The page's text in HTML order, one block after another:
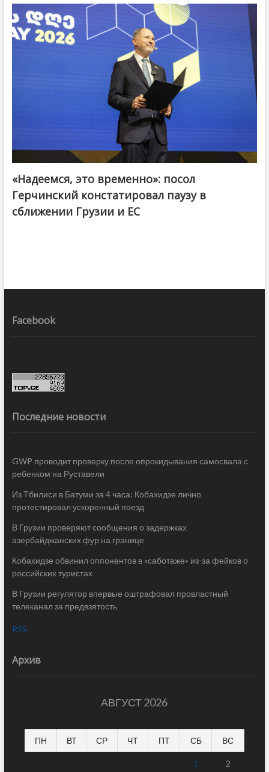
«Надеемся, это временно»: посол
Герчинский констатировал паузу в
сближении Грузии и ЕС
Facebook
Последние новости
GWP проводит проверку после опрокидывания самосвала с
ребенком на Руставели
Из Тбилиси в Батуми за 4 часа: Кобахидзе лично
протестировал ускоренный поезд
В Грузии проверяют сообщения о задержках
азербайджанских фур на границе
Кобахидзе обвинил оппонентов в «саботаже» из-за фейков о
российских туристах
В Грузии регулятор впервые оштрафовал провластный
телеканал за предвзятость
RSS
Архив
АВГУСТ 2026
ПН ВТ СР ЧТ ПТ СБ ВС
1 2